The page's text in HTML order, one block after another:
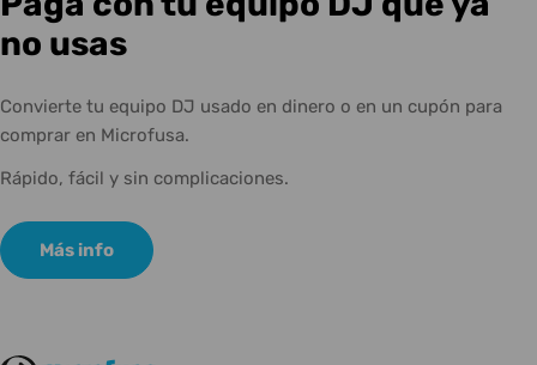
no usas
Convierte tu equipo DJ usado en dinero o en un cupón para
comprar en Microfusa.
Rápido, fácil y sin complicaciones.
Más info